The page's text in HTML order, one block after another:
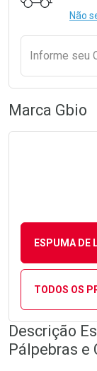
Não
Informe seu
Marca Gbio
ESPUMA DE
TODOS OS
Descrição
Pálpebras e